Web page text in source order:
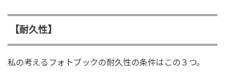
【耐久性】
私の考えるフォトブックの耐久性の条件はこの３つ。